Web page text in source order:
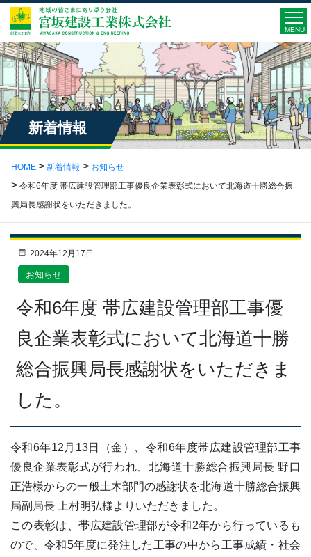
MENU
新着情報
HOME 新着情報
お知らせ
令和6年度 帯広建設管理部工事優良企業表彰式において北海道十勝総合振
興局長感謝状をいただきました。
2024年12月17日
お知らせ
令和6年度 帯広建設管理部工事優
良企業表彰式において北海道十勝
総合振興局長感謝状をいただきま
した。
令和6年12月13日（金）、令和6年度帯広建設管理部工事
優良企業表彰式が行われ、北海道十勝総合振興局長 野口
正浩様からの一般土木部門の感謝状を北海道十勝総合振興
局副局長 上村明弘様よりいただきました。
この表彰は、帯広建設管理部が令和2年から行っているも
ので、令和5年度に発注した工事の中から工事成績・社会